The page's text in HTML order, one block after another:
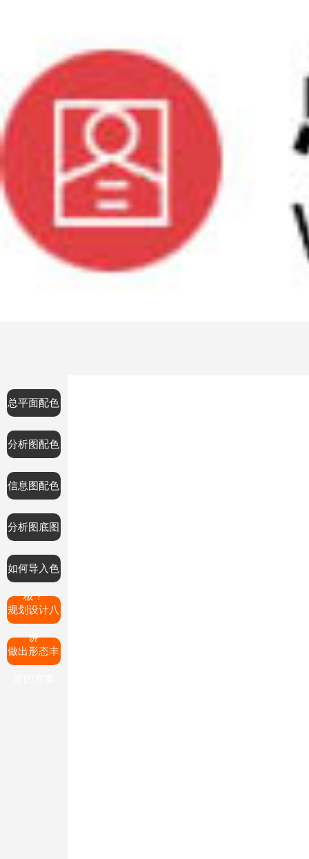
总平面配色
分析图配色
信息图配色
分析图底图
如何导入色
板？
规划设计八
讲
做出形态丰